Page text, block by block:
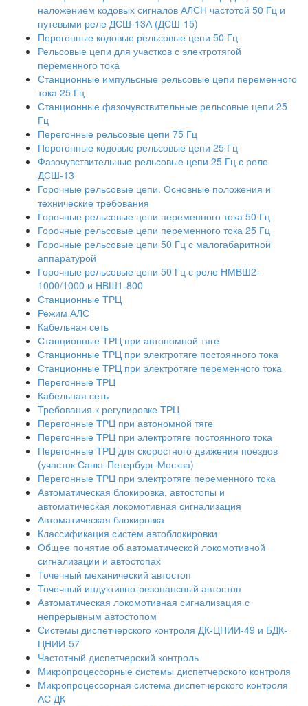
наложением кодовых сигналов АЛСН частотой 50 Гц и
путевыми реле ДСШ-13А (ДСШ-15)
Перегонные кодовые рельсовые цепи 50 Гц
Рельсовые цепи для участков с электротягой
переменного тока
Станционные импульсные рельсовые цепи переменного
тока 25 Гц
Станционные фазочувствительные рельсовые цепи 25
Гц
Перегонные рельсовые цепи 75 Гц
Перегонные кодовые рельсовые цепи 25 Гц
Фазочувствительные рельсовые цепи 25 Гц с реле
ДСШ-13
Горочные рельсовые цепи. Основные положения и
технические требования
Горочные рельсовые цепи переменного тока 50 Гц
Горочные рельсовые цепи переменного тока 25 Гц
Горочные рельсовые цепи 50 Гц с малогабаритной
аппаратурой
Горочные рельсовые цепи 50 Гц с реле НМВШ2-
1000/1000 и НВШ1-800
Станционные ТРЦ
Режим АЛС
Кабельная сеть
Станционные ТРЦ при автономной тяге
Станционные ТРЦ при электротяге постоянного тока
Станционные ТРЦ при электротяге переменного тока
Перегонные ТРЦ
Кабельная сеть
Требования к регулировке ТРЦ
Перегонные ТРЦ при автономной тяге
Перегонные ТРЦ при электротяге постоянного тока
Перегонные ТРЦ для скоростного движения поездов
(участок Санкт-Петербург-Москва)
Перегонные ТРЦ при электротяге переменного тока
Автоматическая блокировка, автостопы и
автоматическая локомотивная сигнализация
Автоматическая блокировка
Классификация систем автоблокировки
Общее понятие об автоматической локомотивной
сигнализации и автостопах
Точечный механический автостоп
Точечный индуктивно-резонансный автостоп
Автоматическая локомотивная сигнализация с
непрерывным автостопом
Системы диспетчерского контроля ДК-ЦНИИ-49 и БДК-
ЦНИИ-57
Частотный диспетчерский контроль
Микропроцессорные системы диспетчерского контроля
Микропроцессорная система диспетчерского контроля
АС ДК